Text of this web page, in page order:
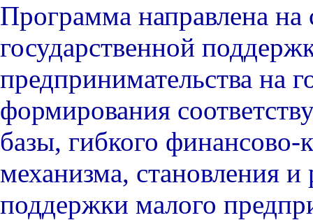
Программа направлена на
государственной
предпринимательства на
формирования
базы, гибкого финансово-
механизма, становления
поддержки малого